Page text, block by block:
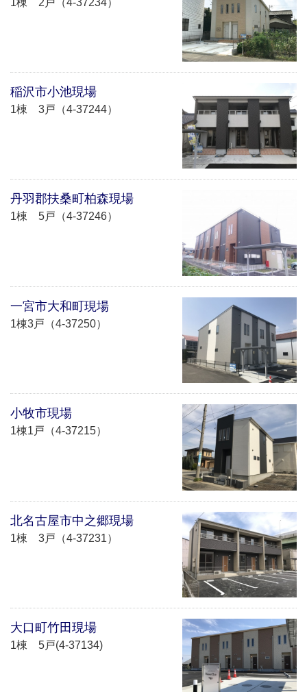
稲沢市小池現場
1棟 3戸（4-37244）
丹羽郡扶桑町柏森現場
1棟 5戸（4-37246）
一宮市大和町現場
1棟3戸（4-37250）
小牧市現場
1棟1戸（4-37215）
北名古屋市中之郷現場
1棟 3戸（4-37231）
大口町竹田現場
1棟 5戸(4-37134)